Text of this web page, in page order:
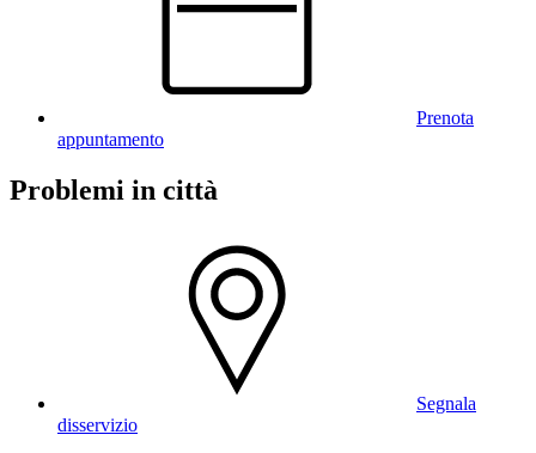
Prenota
appuntamento
Problemi in città
Segnala
disservizio